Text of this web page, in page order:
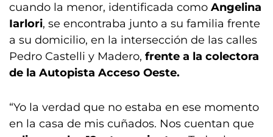
cuando la menor, identificada como Angelina
Iarlori, se encontraba junto a su familia frente
a su domicilio, en la intersección de las calles
Pedro Castelli y Madero, frente a la colectora
de la Autopista Acceso Oeste.
“Yo la verdad que no estaba en ese momento
en la casa de mis cuñados. Nos cuentan que